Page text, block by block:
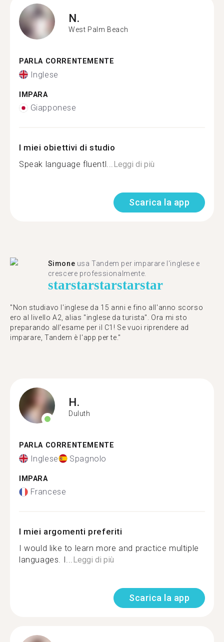
N.
West Palm Beach
PARLA CORRENTEMENTE
Inglese
IMPARA
Giapponese
I miei obiettivi di studio
Speak language fluentl...Leggi di più
Scarica la app
Simone usa Tandem per imparare l'inglese e
crescere professionalmente.
starstarstarstarstar
"Non studiavo l'inglese da 15 anni e fino all'anno scorso
ero al livello A2, alias "inglese da turista". Ora mi sto
preparando all'esame per il C1! Se vuoi riprendere ad
imparare, Tandem è l'app per te."
H.
Duluth
PARLA CORRENTEMENTE
Inglese Spagnolo
IMPARA
Francese
I miei argomenti preferiti
I would like to learn more and practice multiple
languages. I...Leggi di più
Scarica la app